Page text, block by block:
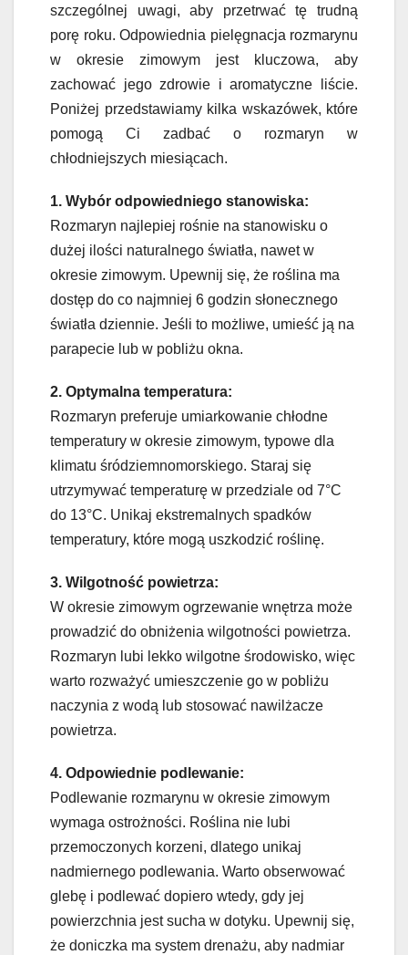
szczególnej uwagi, aby przetrwać tę trudną
porę roku. Odpowiednia pielęgnacja rozmarynu
w okresie zimowym jest kluczowa, aby
zachować jego zdrowie i aromatyczne liście.
Poniżej przedstawiamy kilka wskazówek, które
pomogą Ci zadbać o rozmaryn w
chłodniejszych miesiącach.
1. Wybór odpowiedniego stanowiska:
Rozmaryn najlepiej rośnie na stanowisku o
dużej ilości naturalnego światła, nawet w
okresie zimowym. Upewnij się, że roślina ma
dostęp do co najmniej 6 godzin słonecznego
światła dziennie. Jeśli to możliwe, umieść ją na
parapecie lub w pobliżu okna.
2. Optymalna temperatura:
Rozmaryn preferuje umiarkowanie chłodne
temperatury w okresie zimowym, typowe dla
klimatu śródziemnomorskiego. Staraj się
utrzymywać temperaturę w przedziale od 7°C
do 13°C. Unikaj ekstremalnych spadków
temperatury, które mogą uszkodzić roślinę.
3. Wilgotność powietrza:
W okresie zimowym ogrzewanie wnętrza może
prowadzić do obniżenia wilgotności powietrza.
Rozmaryn lubi lekko wilgotne środowisko, więc
warto rozważyć umieszczenie go w pobliżu
naczynia z wodą lub stosować nawilżacze
powietrza.
4. Odpowiednie podlewanie:
Podlewanie rozmarynu w okresie zimowym
wymaga ostrożności. Roślina nie lubi
przemoczonych korzeni, dlatego unikaj
nadmiernego podlewania. Warto obserwować
glebę i podlewać dopiero wtedy, gdy jej
powierzchnia jest sucha w dotyku. Upewnij się,
że doniczka ma system drenażu, aby nadmiar